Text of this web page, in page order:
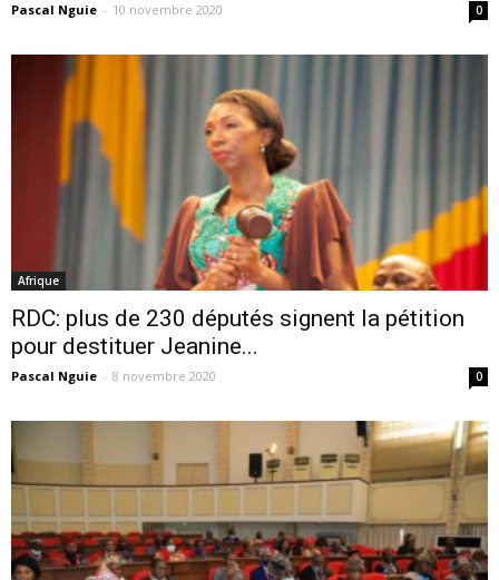
Pascal Nguie - 10 novembre 2020 0
Afrique
RDC: plus de 230 députés signent la pétition
pour destituer Jeanine...
Pascal Nguie - 8 novembre 2020 0